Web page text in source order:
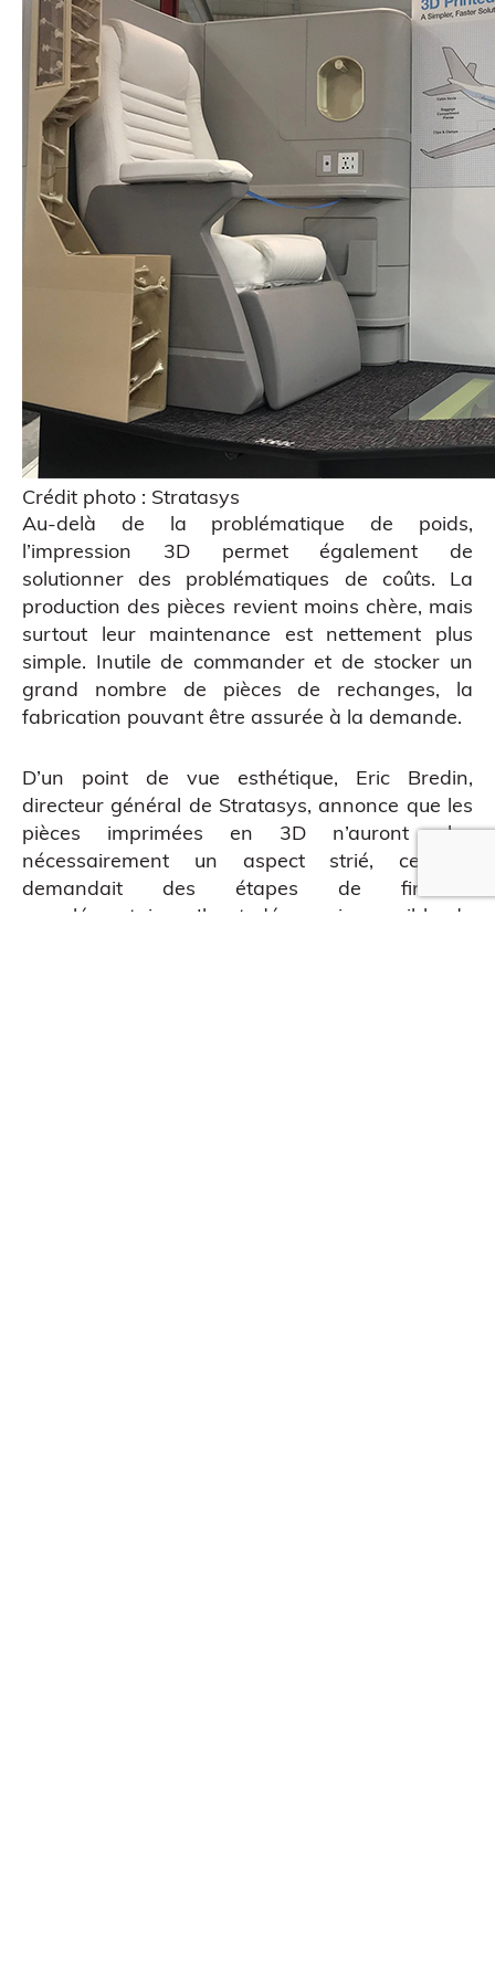
Atelier découverte
Impression 3D pour l’évènementiel
EN LIGNE
Crédit photo : Stratasys
Au-delà de la problématique de poids,
l’impression 3D permet également de
solutionner des problématiques de coûts. La
production des pièces revient moins chère, mais
surtout leur maintenance est nettement plus
simple. Inutile de commander et de stocker un
grand nombre de pièces de rechanges, la
fabrication pouvant être assurée à la demande.
D’un point de vue esthétique, Eric Bredin,
directeur général de Stratasys, annonce que les
pièces imprimées en 3D n’auront plus
nécessairement un aspect strié, ce qui
demandait des étapes de finitions
complémentaires. Il est désormais possible de